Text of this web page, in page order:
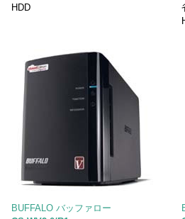
HDD
BUFFALO バッファロー